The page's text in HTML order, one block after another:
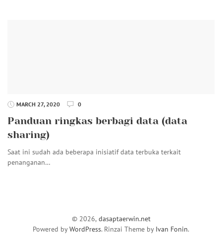
MARCH 27, 2020 0
Panduan ringkas berbagi data (data
sharing)
Saat ini sudah ada beberapa inisiatif data terbuka terkait
penanganan…
© 2026, dasaptaerwin.net
Powered byWordPress. Rinzai Theme by Ivan Fonin.